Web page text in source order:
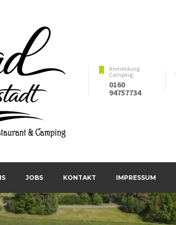
& Camping
Anmeldung
Camping:
0160
94757734
JOBS KONTAKT IMPRESSUM